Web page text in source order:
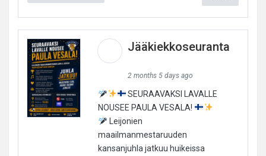
Jääkiekkoseuranta
2 months 5 days ago
SEURAAVAKSI LAVALLE
NOUSEE PAULA VESALA!
Leijonien
maailmanmestaruuden
kansanjuhla jatkuu huikeissa